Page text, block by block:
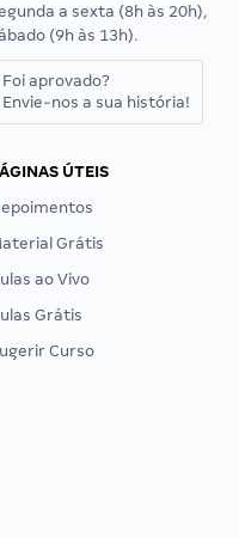
a sexta (8h às 20h),
(9h às 13h).
Foi aprovado?
Envie-nos a sua história!
ÚTEIS
Grátis
ao Vivo
Grátis
Curso